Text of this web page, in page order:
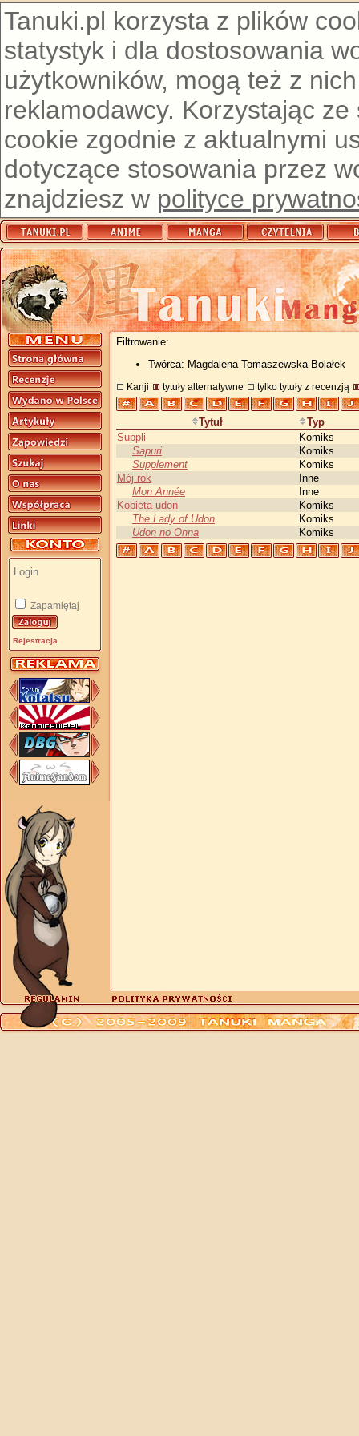
Tanuki.pl korzysta z plików
statystyk i dla dostosowania
użytkowników, mogą też z
reklamodawcy. Korzystając
cookie zgodnie z aktualnymi
dotyczące stosowania przez
znajdziesz w polityce
Zapamiętaj
Rejestracja
Filtrowanie:
Twórca: Magdalena Tomaszewska-Bolałek
Kanji tytuły alternatywne tylko tytuły z recenzją
Tytuł
Typ
Suppli
Komiks
Sapuri
Komiks
Supplement
Komiks
Mój rok
Inne
Mon Année
Inne
Kobieta udon
Komiks
The Lady of Udon
Komiks
Udon no Onna
Komiks